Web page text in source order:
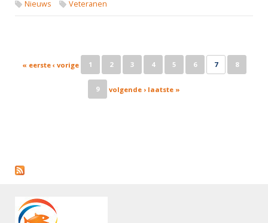
Nieuws Veteranen
Pages
« eerste ‹ vorige 1 2 3 4 5 6 7 8
9 volgende › laatste »